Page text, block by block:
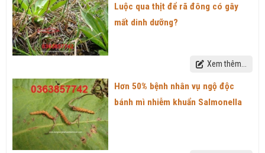
Luộc qua thịt để rã đông có gây
mất dinh dưỡng?
Xem thêm...
Hơn 50% bệnh nhân vụ ngộ độc
bánh mì nhiễm khuẩn Salmonella